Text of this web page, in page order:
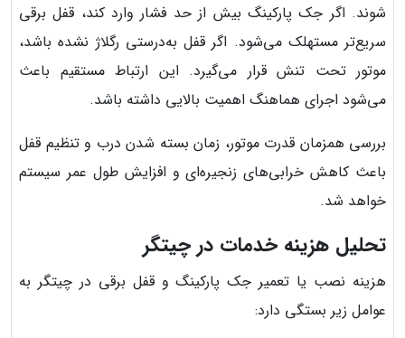
شوند. اگر جک پارکینگ بیش از حد فشار وارد کند، قفل برقی
سریع‌تر مستهلک می‌شود. اگر قفل به‌درستی رگلاژ نشده باشد،
موتور تحت تنش قرار می‌گیرد. این ارتباط مستقیم باعث
می‌شود اجرای هماهنگ اهمیت بالایی داشته باشد.
بررسی همزمان قدرت موتور، زمان بسته شدن درب و تنظیم قفل
باعث کاهش خرابی‌های زنجیره‌ای و افزایش طول عمر سیستم
خواهد شد.
تحلیل هزینه خدمات در چیتگر
هزینه نصب یا تعمیر جک پارکینگ و قفل برقی در چیتگر به
عوامل زیر بستگی دارد: